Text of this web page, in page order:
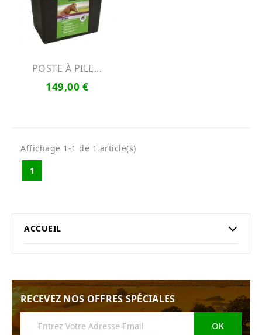
POSTE À PILE...
149,00 €
Affichage 1-1 de 1 article(s)
1
ACCUEIL
RECEVEZ NOS OFFRES SPÉCIALES